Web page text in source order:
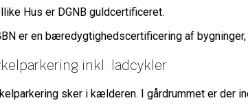
Hus er DGNB guldcertificeret.
er en bæredygtighedscertificering af
inkl. ladcykler
sker i kælderen. I gårdrummet er der